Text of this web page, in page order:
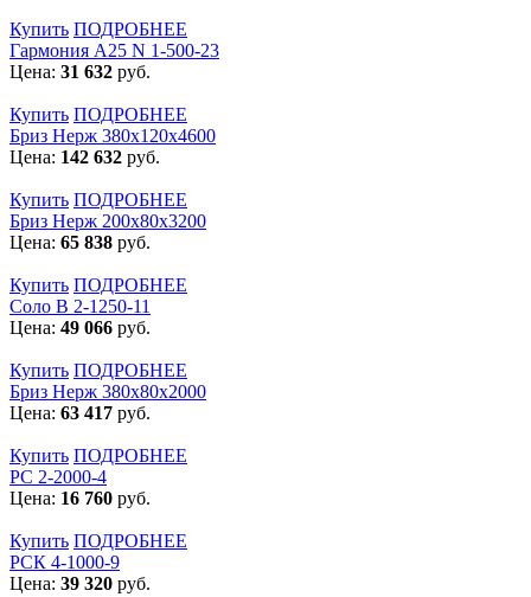
Купить ПОДРОБНЕЕ
Гармония А25 N 1-500-23
Цена: 31 632 руб.
Купить ПОДРОБНЕЕ
Бриз Нерж 380х120х4600
Цена: 142 632 руб.
Купить ПОДРОБНЕЕ
Бриз Нерж 200х80х3200
Цена: 65 838 руб.
Купить ПОДРОБНЕЕ
Соло В 2-1250-11
Цена: 49 066 руб.
Купить ПОДРОБНЕЕ
Бриз Нерж 380х80х2000
Цена: 63 417 руб.
Купить ПОДРОБНЕЕ
РС 2-2000-4
Цена: 16 760 руб.
Купить ПОДРОБНЕЕ
РСК 4-1000-9
Цена: 39 320 руб.